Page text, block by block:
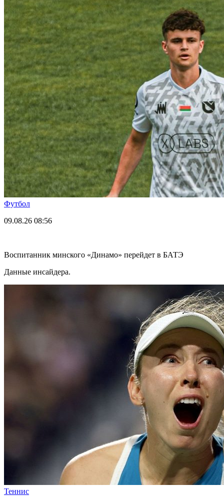
Футбол
09.08.26 08:56
Воспитанник минского «Динамо» перейдет в БАТЭ
Данные инсайдера.
Теннис